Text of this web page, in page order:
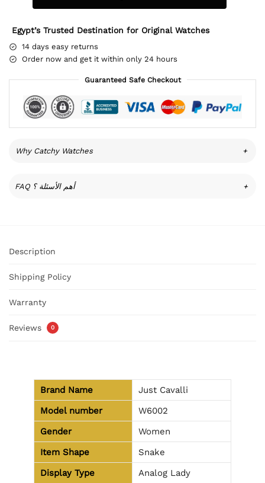
Egypt’s Trusted Destination for Original Watches
14 days easy returns
Order now and get it within only 24 hours
Guaranteed Safe Checkout
Why Catchy Watches +
FAQ أهم الأسئلة ؟ +
Description
Shipping Policy
Warranty
Reviews 0
Brand Name
Just Cavalli
Model number
W6002
Gender
Women
Item Shape
Snake
Display Type
Analog Lady